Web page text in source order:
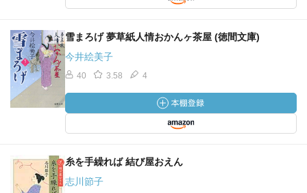
雪まろげ 夢草紙人情おかんヶ茶屋 (徳間文庫)
今井絵美子
40 3.58 4
糸を手繰れば 結び屋おえん
志川節子